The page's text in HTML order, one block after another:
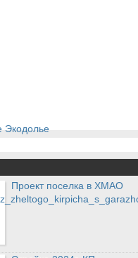
Проект поселка в ХМАО